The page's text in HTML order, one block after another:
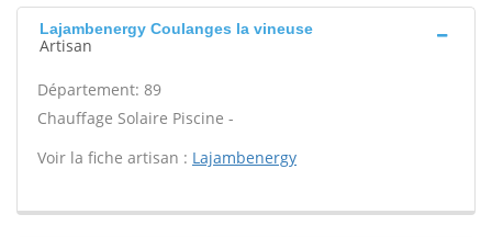
Lajambenergy Coulanges la vineuse
Artisan
Département: 89
Chauffage Solaire Piscine -
Voir la fiche artisan : Lajambenergy